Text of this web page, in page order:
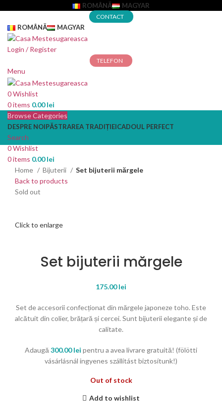
ROMÂNĂ MAGYAR
CONTACT
ROMÂNĂ MAGYAR
Login / Register
TELEFON
Menu
0Wishlist
0items 0.00lei
Browse Categories
DESPRE NOIPĂSTRAREA TRADIȚIEICADOUL PERFECT
Search
0Wishlist
0items 0.00lei
Home
Bijuterii
Set bijuterii mărgele
Back to products
Sold out
Click to enlarge
Set bijuterii mărgele
175.00lei
Set de accesorii confecționat din mărgele japoneze toho. Este
alcătuit din colier, brățară și cercei. Sunt bijuterii elegante și de
calitate.
Adaugă 300.00lei pentru a avea livrare gratuită! (fölötti
vásárlásnál ingyenes szállítást biztosítunk!)
Out of stock
Add to wishlist